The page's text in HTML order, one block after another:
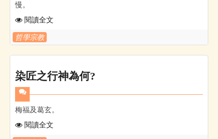
慢。
閱讀全文
哲學宗教
染匠之行神為何?
梅福及葛玄。
閱讀全文